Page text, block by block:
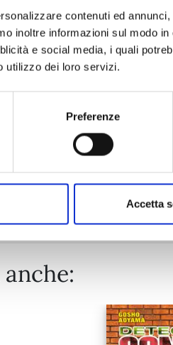
contenuti ed
inoltre informazioni sul modo
e social media, i quali
utilizzo dei loro servizi.
Preferenze
Accetta
ASTRO